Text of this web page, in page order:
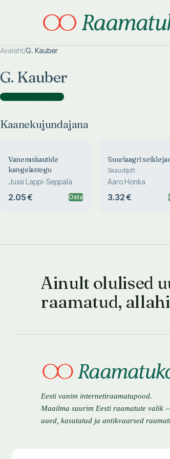
Avaleht/G. Kauber
G. Kauber
Kaanekujundajana )
Kaanekujundajana
Vanemskautide
kangelastegu
Jussi Lappi-Seppälä
2.05 € Osta
Suurlaagri
Skaudijutt
Aaro Honka
3.32 €
Ainult olulised
raamatud,
Eesti vanim internetiraamatupood.
Maailma suurim Eesti raamatute valik
uued, kasutatud ja antikvaarsed